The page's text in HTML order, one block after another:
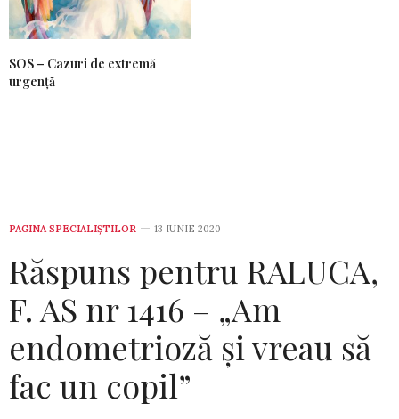
SOS – Cazuri de extremă
urgență
PAGINA SPECIALIȘTILOR 13 IUNIE 2020
Răspuns pentru RALUCA,
F. AS nr 1416 – „Am
endometrioză și vreau să
fac un copil”